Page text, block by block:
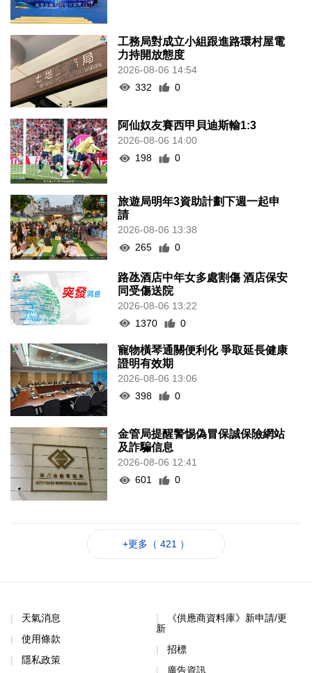
工務局對成立小組跟進路環村屋電
力持開放態度
2026-08-06 14:54
332
0
阿仙奴友賽西甲貝迪斯輸1:3
2026-08-06 14:00
198
0
旅遊局明年3資助計劃下週一起申
請
2026-08-06 13:38
265
0
路氹酒店中年女多處割傷 酒店保安
同受傷送院
2026-08-06 13:22
1370
0
寵物橫琴通關便利化 爭取延長健康
證明有效期
2026-08-06 13:06
398
0
金管局提醒警惕偽冒保誠保險網站
及詐騙信息
2026-08-06 12:41
601
0
+更多（ 421 ）
天氣消息
使用條款
隱私政策
《供應商資料庫》新申請/更
新
招標
廣告資訊